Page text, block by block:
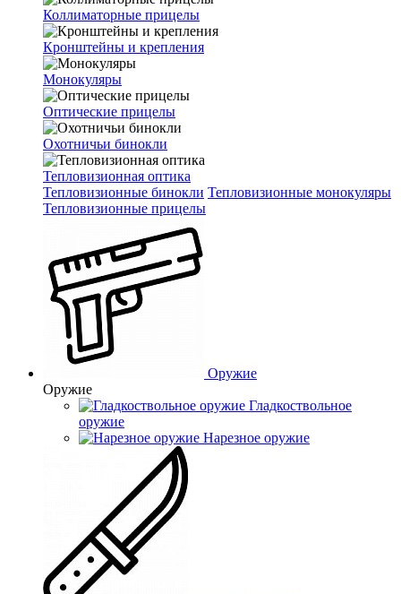
Коллиматорные прицелы
Кронштейны и крепления
Монокуляры
Оптические прицелы
Охотничьи бинокли
Тепловизионная оптика
Тепловизионные бинокли Тепловизионные монокуляры
Тепловизионные прицелы
Оружие
Оружие
Гладкоствольное
оружие
Нарезное оружие